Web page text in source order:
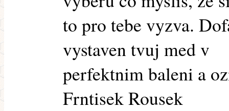
to pro tebe vyzva.
vystaven tvuj med v
perfektnim baleni a
Frntisek Rousek